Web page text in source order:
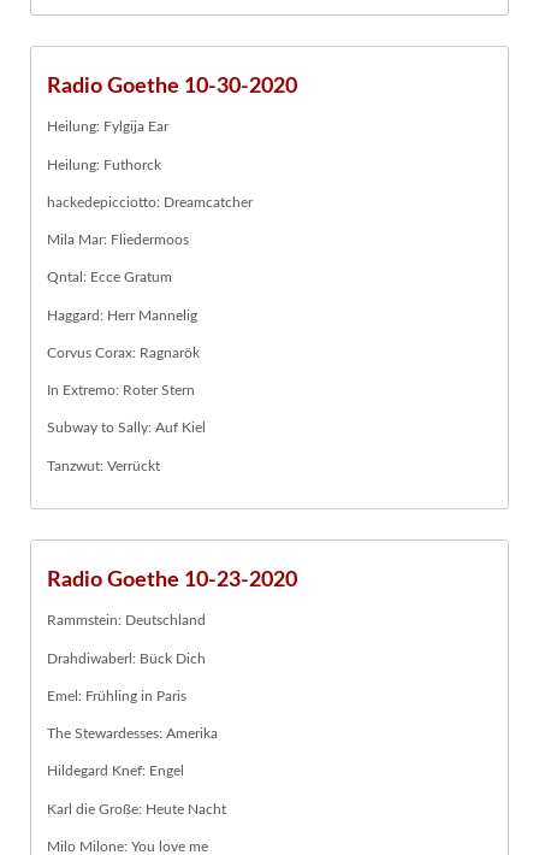
Radio Goethe 10-30-2020
Heilung: Fylgija Ear
Heilung: Futhorck
hackedepicciotto: Dreamcatcher
Mila Mar: Fliedermoos
Qntal: Ecce Gratum
Haggard: Herr Mannelig
Corvus Corax: Ragnarök
In Extremo: Roter Stern
Subway to Sally: Auf Kiel
Tanzwut: Verrückt
Radio Goethe 10-23-2020
Rammstein: Deutschland
Drahdiwaberl: Bück Dich
Emel: Frühling in Paris
The Stewardesses: Amerika
Hildegard Knef: Engel
Karl die Große: Heute Nacht
Milo Milone: You love me